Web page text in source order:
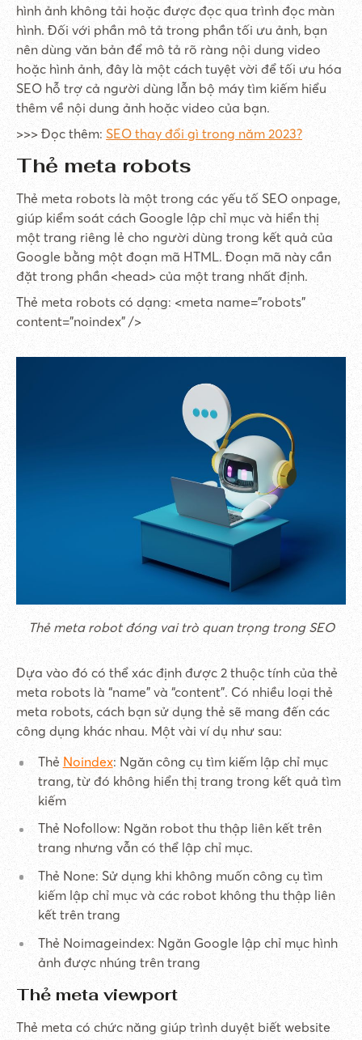
hình ảnh không tải hoặc được đọc qua trình đọc màn
hình. Đối với phần mô tả trong phần tối ưu ảnh, bạn
nên dùng văn bản để mô tả rõ ràng nội dung video
hoặc hình ảnh, đây là một cách tuyệt vời để tối ưu hóa
SEO hỗ trợ cả người dùng lẫn bộ máy tìm kiếm hiểu
thêm về nội dung ảnh hoặc video của bạn.
>>> Đọc thêm: SEO thay đổi gì trong năm 2023?
Thẻ meta robots
Thẻ meta robots là một trong các yếu tố SEO onpage,
giúp kiểm soát cách Google lập chỉ mục và hiển thị
một trang riêng lẻ cho người dùng trong kết quả của
Google bằng một đoạn mã HTML. Đoạn mã này cần
đặt trong phần <head> của một trang nhất định.
Thẻ meta robots có dạng: <meta name=”robots”
content=”noindex” />
Thẻ meta robot đóng vai trò quan trọng trong SEO
Dựa vào đó có thể xác định được 2 thuộc tính của thẻ
meta robots là “name” và “content”. Có nhiều loại thẻ
meta robots, cách bạn sử dụng thẻ sẽ mang đến các
công dụng khác nhau. Một vài ví dụ như sau:
Thẻ Noindex: Ngăn công cụ tìm kiếm lập chỉ mục
trang, từ đó không hiển thị trang trong kết quả tìm
kiếm
Thẻ Nofollow: Ngăn robot thu thập liên kết trên
trang nhưng vẫn có thể lập chỉ mục.
Thẻ None: Sử dụng khi không muốn công cụ tìm
kiếm lập chỉ mục và các robot không thu thập liên
kết trên trang
Thẻ Noimageindex: Ngăn Google lập chỉ mục hình
ảnh được nhúng trên trang
Thẻ meta viewport
Thẻ meta có chức năng giúp trình duyệt biết website